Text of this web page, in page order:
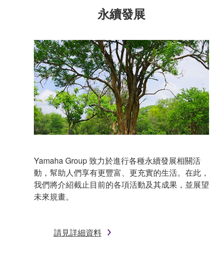
永續發展
Yamaha Group 致力於進行各種永續發展相關活
動，幫助人們享有更豐富、更充實的生活。在此，
我們將介紹截止目前的各項活動及其成果，並展望
未來規畫。
請見詳細資料